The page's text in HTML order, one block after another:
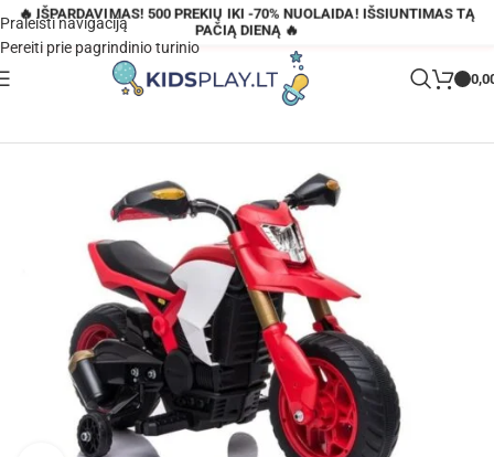
Praleisti navigaciją
Pereiti prie pagrindinio turinio
🔥 IŠPARDAVIMAS! 500 PREKIŲ IKI -70% NUOLAIDA! IŠSIUNTIMAS TĄ
PAČIĄ DIENĄ 🔥
Parduotuvė Elektrinis motociklas TR1909 raudonas